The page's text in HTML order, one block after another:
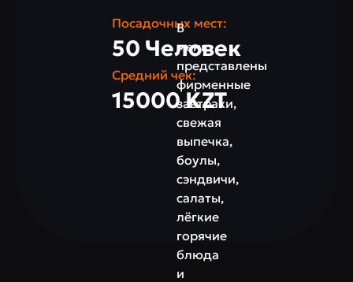
В
меню
представлены
фирменные
завтраки,
свежая
выпечка,
боулы,
сэндвичи,
салаты,
лёгкие
горячие
блюда
и
Посадочных мест:
50 Человек
Средний чек:
15000 KZT